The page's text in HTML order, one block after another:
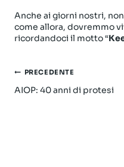
Anche ai giorni nostri,
come allora, dovremmo
ricordandoci il motto “
Navigazione
articoli
PRECEDENTE
AIOP: 40 anni di protesi